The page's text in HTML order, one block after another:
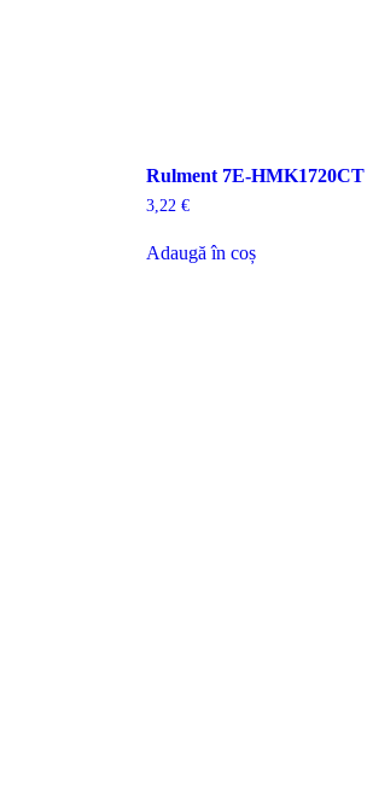
Rulment 7E-
3,22 €
Adaugă în coș